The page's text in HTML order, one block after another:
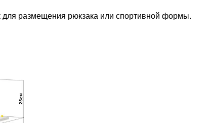
для размещения рюкзака или спортивной формы.